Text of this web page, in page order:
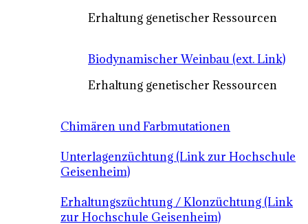
Erhaltung genetischer Ressourcen
Biodynamischer Weinbau (ext. Link)
Erhaltung genetischer Ressourcen
Chimären und Farbmutationen
Unterlagenzüchtung (Link zur Hochschule
Geisenheim)
Erhaltungszüchtung / Klonzüchtung (Link
zur Hochschule Geisenheim)